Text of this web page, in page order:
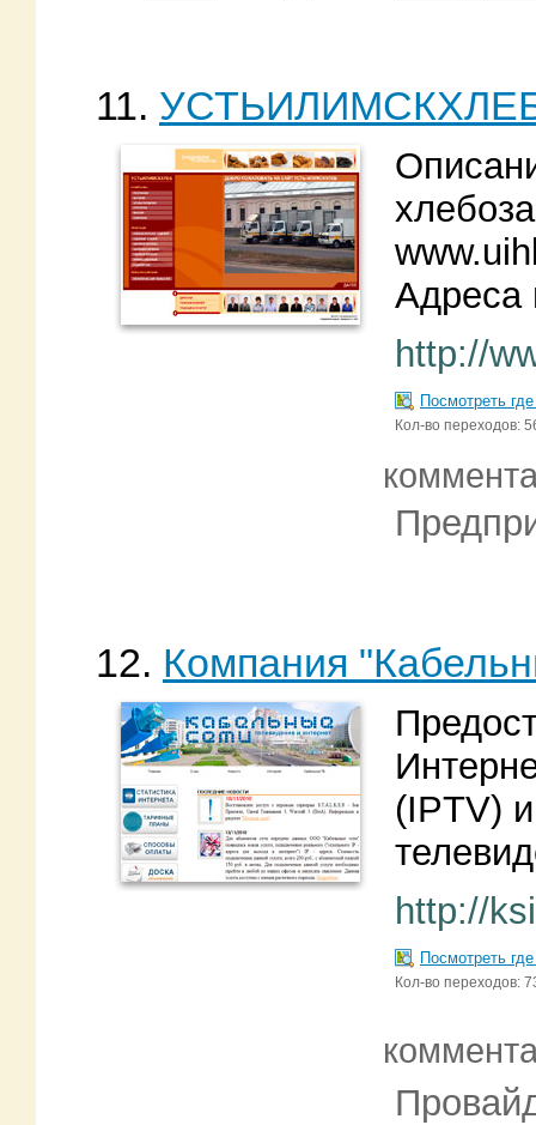
11. УСТЬИЛИМСКХЛЕБ
Адреса
http://
Посмотреть
Кол-во переходов:
12. Компания
(IPTV)
http://
Посмотреть
Кол-во переходов: